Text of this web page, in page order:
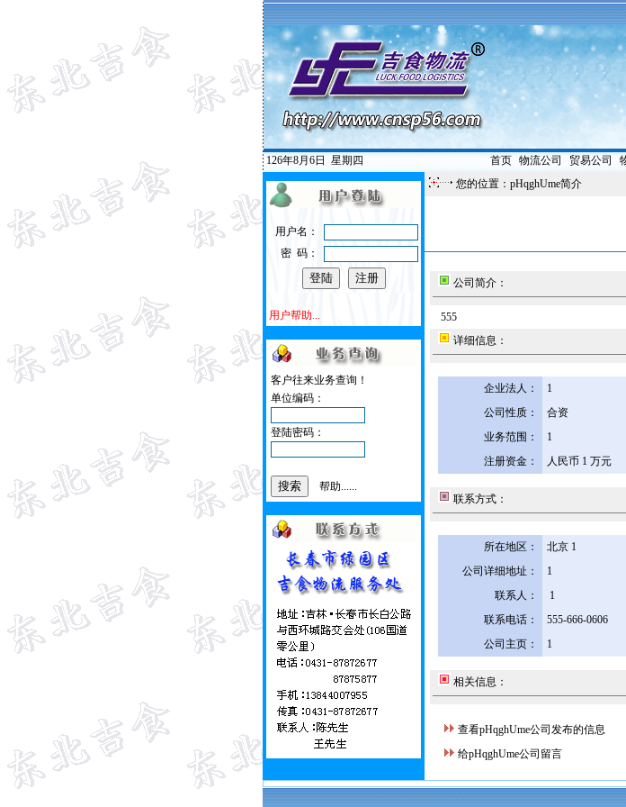
126年8月6日 星期四 首页| 物流公司 贸易公司
用户名：
密 码：
用户帮助...
客户往来业务查询！
单位编码：
登陆密码：
帮助......
您的位置：pHqghUme简介
公司简介：
555
详细信息：
企业法人：
1
公司性质：
合资
业务范围：
1
注册资金：
人民币 1 万元
联系方式：
所在地区： 北京 1
公司详细地址：
1
联系人：
1
联系电话：
555-666-0606
公司主页：
1
相关信息：
查看pHqghUme公司发布的信息
给pHqghUme公司留言